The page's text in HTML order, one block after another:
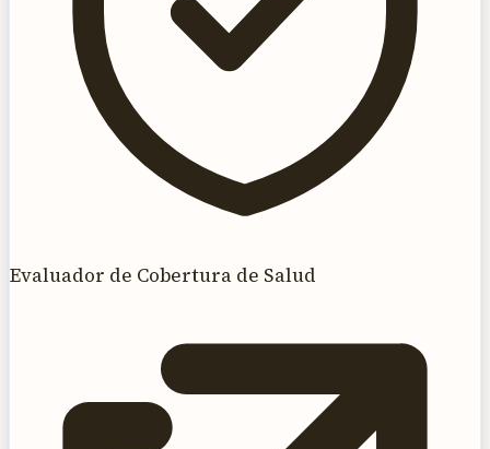
Evaluador de Cobertura de Salud